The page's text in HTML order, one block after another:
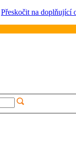
Přeskočit na doplňující